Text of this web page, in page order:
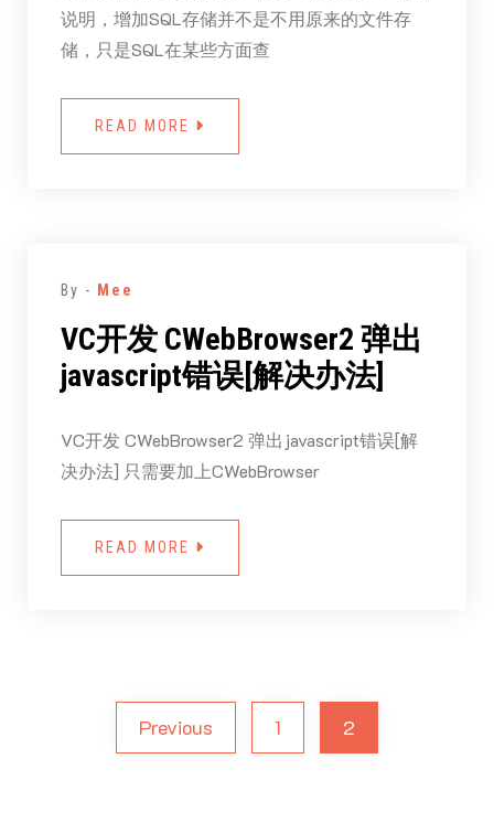
说明，增加SQL存储并不是不用原来的文件存
储，只是SQL在某些方面查
READ MORE
By - Mee
VC开发 CWebBrowser2 弹出
javascript错误[解决办法]
VC开发 CWebBrowser2 弹出javascript错误[解
决办法] 只需要加上CWebBrowser
READ MORE
Previous 1 2